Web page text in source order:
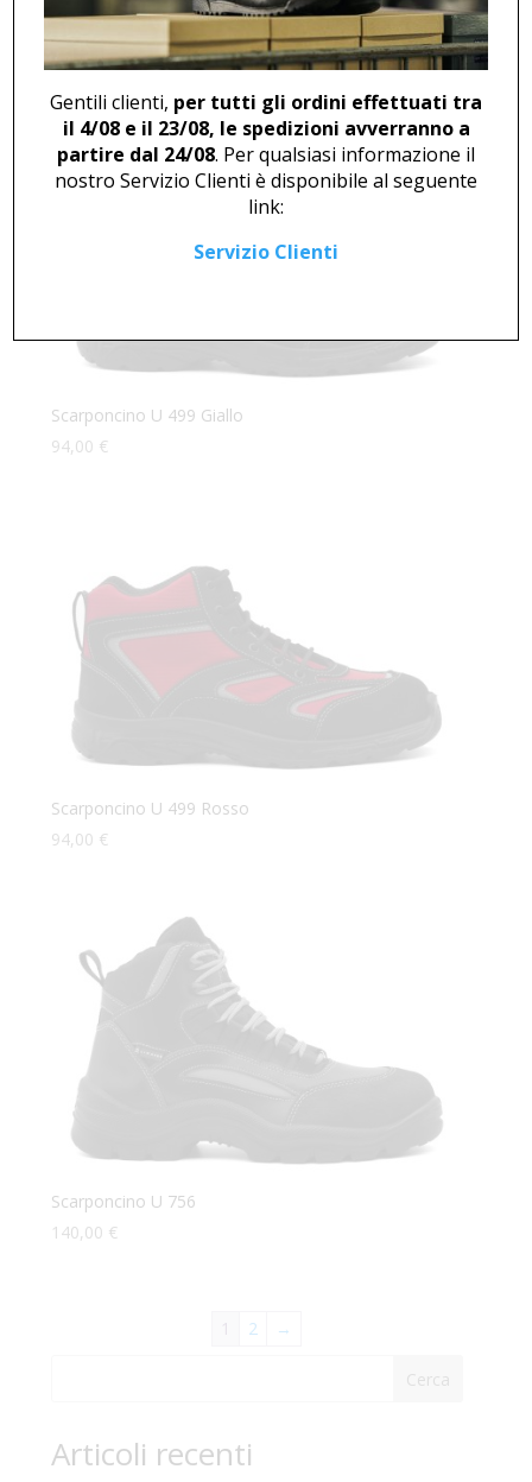
Scarponcino U 484 Rosso
87,00€
Scarponcino U 499 Giallo
94,00 €
Scarponcino U 499 Rosso
94,00 €
Scarponcino U 756
140,00 €
1 2 →
Cerca
Articoli recenti
Gentili clienti, per tutti gli ordini effettuati tra
il 4/08 e il 23/08, le spedizioni avverranno a
partire dal 24/08. Per qualsiasi informazione il
nostro Servizio Clienti è disponibile al seguente
link:
Servizio Clienti